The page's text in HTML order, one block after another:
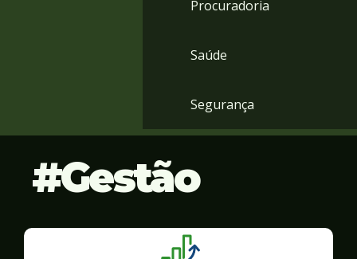
Procuradoria
Saúde
Segurança
Gestão